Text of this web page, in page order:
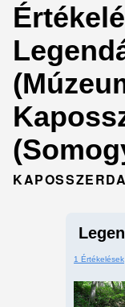
1 Értékelések